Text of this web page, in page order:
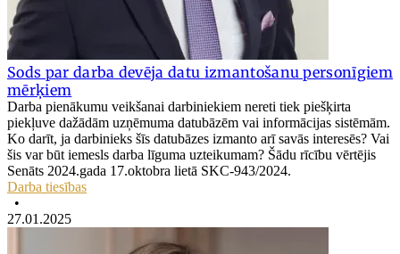
Sods par darba devēja datu izmantošanu personīgiem
mērķiem
Darba pienākumu veikšanai darbiniekiem nereti tiek piešķirta
piekļuve dažādām uzņēmuma datubāzēm vai informācijas sistēmām.
Ko darīt, ja darbinieks šīs datubāzes izmanto arī savās interesēs? Vai
šis var būt iemesls darba līguma uzteikumam? Šādu rīcību vērtējis
Senāts 2024.gada 17.oktobra lietā SKC-943/2024.
Darba tiesības
•
27.01.2025